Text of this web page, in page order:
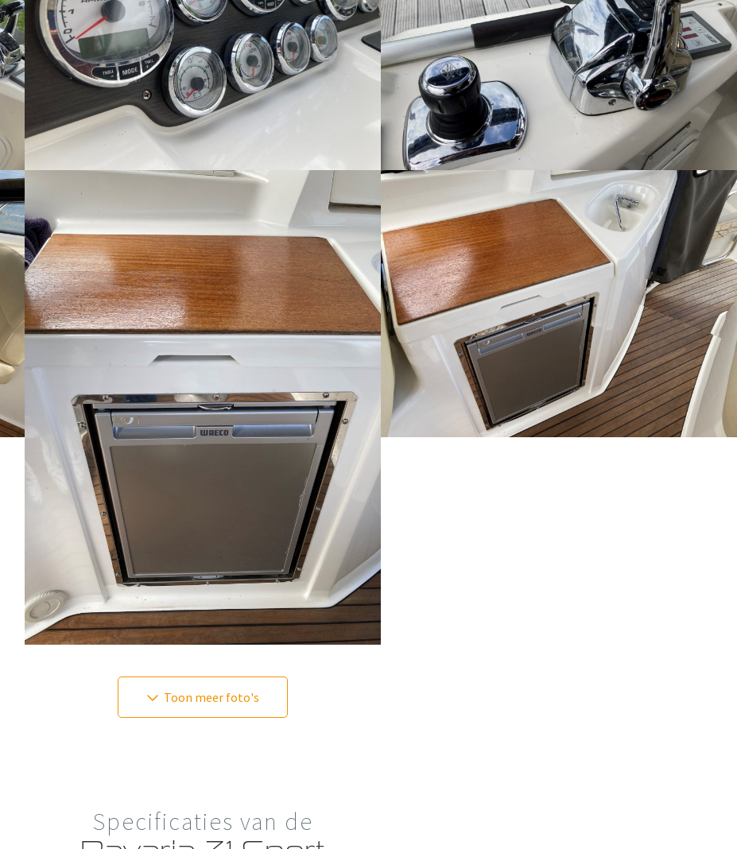
Toon meer foto's
Specificaties van de